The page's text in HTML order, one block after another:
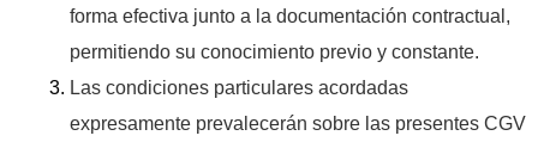
forma efectiva junto a la documentación contractual,
permitiendo su conocimiento previo y constante.
Las condiciones particulares acordadas
expresamente prevalecerán sobre las presentes CGV